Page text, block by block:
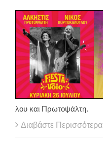
λου και Πρωτοψάλτη.
Διαβάστε Περισσότερα